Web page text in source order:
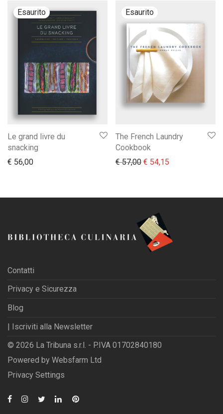
Le grand livre du
snacking
€ 56,00
The French Laundry
Cookbook
€57,00 Il prezzo originale era:
€ 54,15
Contatti
Privacy e Sicurezza
Blog
| Iscriviti alla Newsletter
© 2026 La Tribuna s.r.l. - P.IVA 01702840180
Powered by Websfarm Ltd
Privacy Settings